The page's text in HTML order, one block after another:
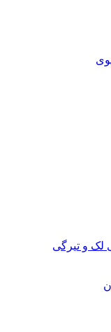
لک و تیرگی